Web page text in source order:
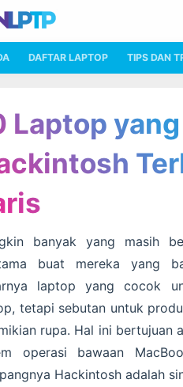
DAFTAR LAPTOP TIPS DAN
Laptop
banyak yang masih
buat mereka yang
laptop yang cocok
tetapi sebutan untuk
rupa. Hal ini bertujuan
operasi bawaan
Hackintosh adalah